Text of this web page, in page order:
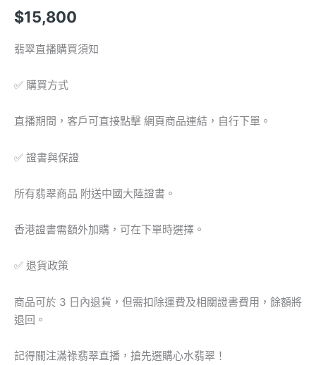
$15,800
翡翠直播購買須知
✅ 購買方式
直播期間，客戶可直接點擊 網頁商品連結，自行下單。
✅ 證書與保證
所有翡翠商品 附送中國大陸證書。
香港證書需額外加購，可在下單時選擇。
✅ 退貨政策
商品可於 3 日內退貨，但需扣除運費及相關證書費用，餘額將
退回。
記得關注滿祿翡翠直播，搶先選購心水翡翠！
翠
墜